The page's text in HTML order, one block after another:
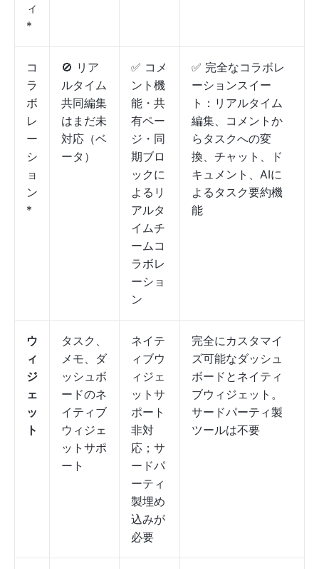
ィ
*
コ
ラ
ボ
レ
ー
シ
ョ
ン
*
🚫 リア
ルタイム
共同編集
はまだ未
対応（ベ
ータ）
✅ コメ
ント機
能・共
有ペー
ジ・同
期ブロ
ックに
よるリ
アルタ
イムチ
ームコ
ラボレ
ーショ
ン
✅ 完全なコラボレ
ーションスイー
ト：リアルタイム
編集、コメントか
らタスクへの変
換、チャット、ド
キュメント、AIに
よるタスク要約機
能
ウ
ィ
ジ
ェ
ッ
ト
タスク、
メモ、ダ
ッシュボ
ードのネ
イティブ
ウィジェ
ットサポ
ート
ネイテ
ィブウ
ィジェ
ットサ
ポート
非対
応；サ
ードパ
ーティ
製埋め
込みが
必要
完全にカスタマイ
ズ可能なダッシュ
ボードとネイティ
ブウィジェット。
サードパーティ製
ツールは不要